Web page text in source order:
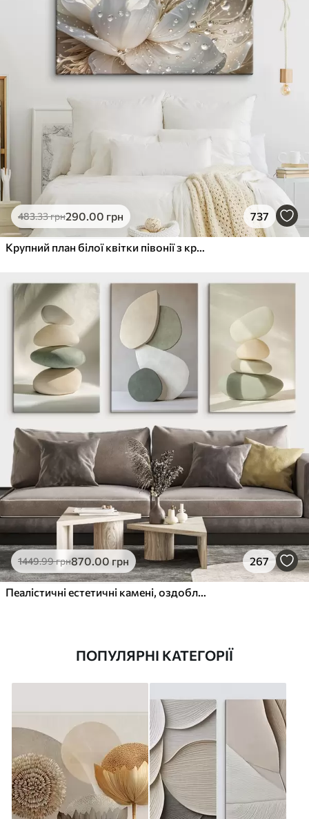
483.33грн290.00 грн 737
Крупний план білої квітки півонії з крапельками води на пелюстках на розмитому фоні
1449.99грн870.00 грн 267
Пеалістичні естетичні камені, оздоблення будинку, природне освітлення
ПОПУЛЯРНІ КАТЕГОРІЇ